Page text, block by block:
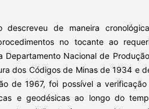
descreveu de maneira
no tocante ao
Departamento Nacional de
dos Códigos de Minas de 1934 e
de 1967, foi possível a
e geodésicas ao longo do